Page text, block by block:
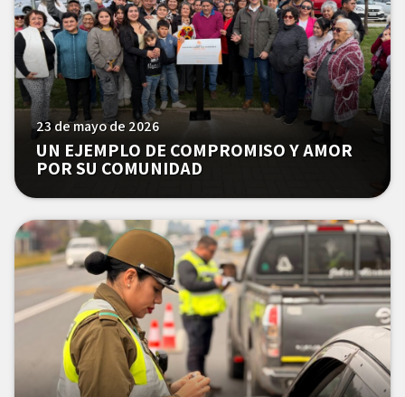
23 de mayo de 2026
UN EJEMPLO DE COMPROMISO Y AMOR
POR SU COMUNIDAD